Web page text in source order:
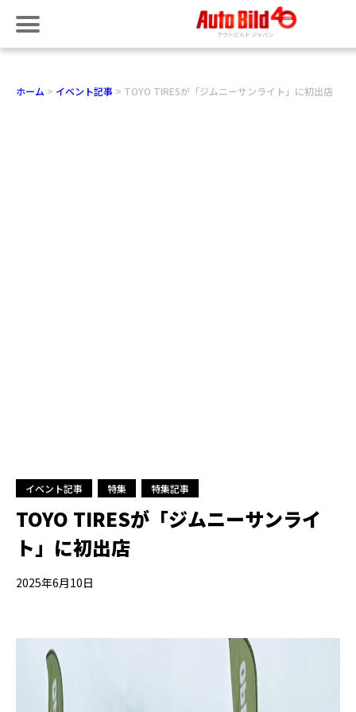
ホーム イベント記事 TOYO TIRESが「ジムニーサンライト」に初出店
イベント記事 特集 特集記事
TOYO TIRESが「ジムニーサンライ
ト」に初出店
2025年6月10日